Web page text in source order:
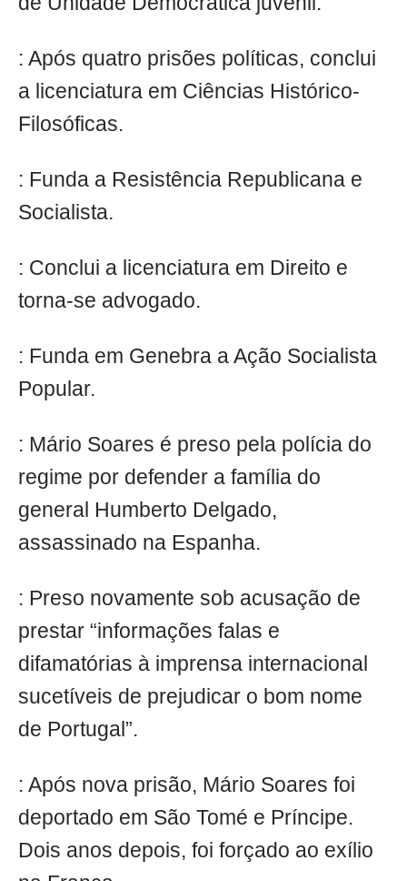
: Após quatro prisões políticas, conclui
a licenciatura em Ciências Histórico-
Filosóficas.
: Funda a Resistência Republicana e
Socialista.
: Conclui a licenciatura em Direito e
torna-se advogado.
: Funda em Genebra a Ação Socialista
Popular.
: Mário Soares é preso pela polícia do
regime por defender a família do
general Humberto Delgado,
assassinado na Espanha.
: Preso novamente sob acusação de
prestar “informações falas e
difamatórias à imprensa internacional
sucetíveis de prejudicar o bom nome
de Portugal”.
: Após nova prisão, Mário Soares foi
deportado em São Tomé e Príncipe.
Dois anos depois, foi forçado ao exílio